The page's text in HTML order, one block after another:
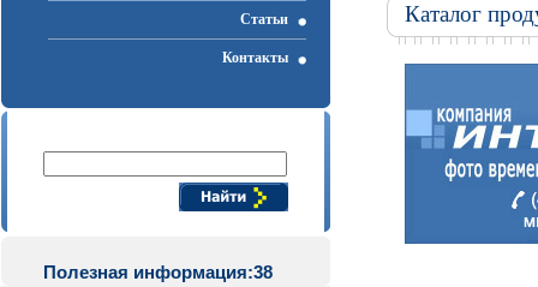
Статьи
Контакты
Полезная информация:38
Каталог